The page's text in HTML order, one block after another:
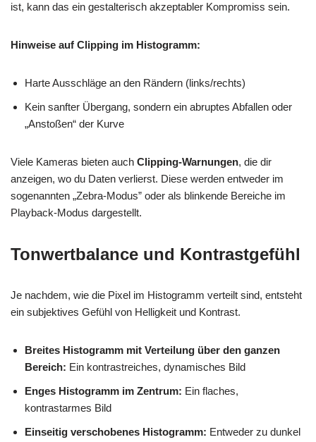
ist, kann das ein gestalterisch akzeptabler Kompromiss sein.
Hinweise auf Clipping im Histogramm:
Harte Ausschläge an den Rändern (links/rechts)
Kein sanfter Übergang, sondern ein abruptes Abfallen oder
„Anstoßen“ der Kurve
Viele Kameras bieten auch Clipping-Warnungen, die dir
anzeigen, wo du Daten verlierst. Diese werden entweder im
sogenannten „Zebra-Modus” oder als blinkende Bereiche im
Playback-Modus dargestellt.
Tonwertbalance und Kontrastgefühl
Je nachdem, wie die Pixel im Histogramm verteilt sind, entsteht
ein subjektives Gefühl von Helligkeit und Kontrast.
Breites Histogramm mit Verteilung über den ganzen
Bereich: Ein kontrastreiches, dynamisches Bild
Enges Histogramm im Zentrum: Ein flaches,
kontrastarmes Bild
Einseitig verschobenes Histogramm: Entweder zu dunkel